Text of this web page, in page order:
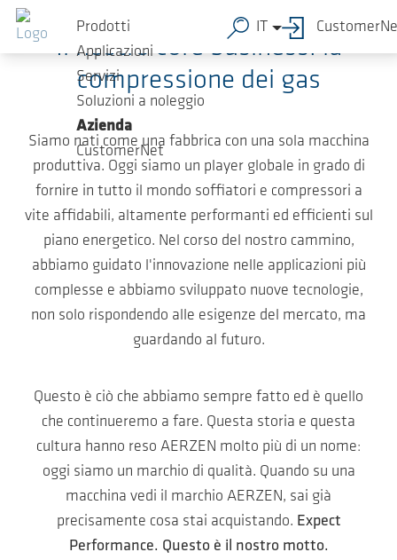
Salta al contenuto principale
Prodotti
Applicazioni
Servizi
Soluzioni a noleggio
Azienda
CustomerNet
IT
Il nostro core business: la
compressione dei gas
Siamo nati come una fabbrica con una sola macchina
produttiva. Oggi siamo un player globale in grado di
fornire in tutto il mondo soffiatori e compressori a
vite affidabili, altamente performanti ed efficienti sul
piano energetico. Nel corso del nostro cammino,
abbiamo guidato l'innovazione nelle applicazioni più
complesse e abbiamo sviluppato nuove tecnologie,
non solo rispondendo alle esigenze del mercato, ma
guardando al futuro.
Questo è ciò che abbiamo sempre fatto ed è quello
che continueremo a fare. Questa storia e questa
cultura hanno reso AERZEN molto più di un nome:
oggi siamo un marchio di qualità. Quando su una
macchina vedi il marchio AERZEN, sai già
precisamente cosa stai acquistando. Expect
Performance. Questo è il nostro motto.